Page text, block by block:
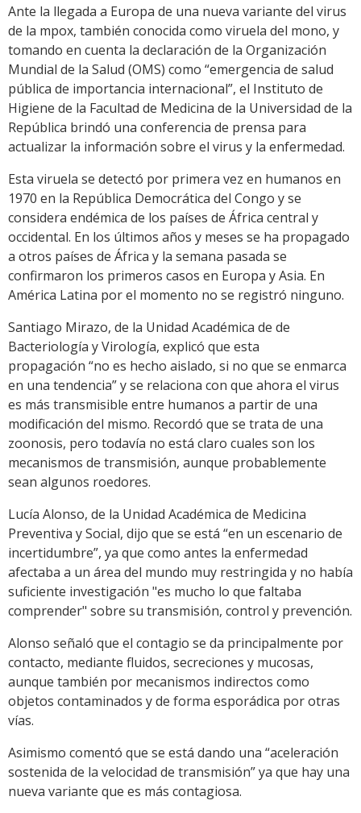
Link
Ante la llegada a Europa de una nueva variante del virus
de la mpox, también conocida como viruela del mono, y
tomando en cuenta la declaración de la Organización
Mundial de la Salud (OMS) como “emergencia de salud
pública de importancia internacional”, el Instituto de
Higiene de la Facultad de Medicina de la Universidad de la
República brindó una conferencia de prensa para
actualizar la información sobre el virus y la enfermedad.
Esta viruela se detectó por primera vez en humanos en
1970 en la República Democrática del Congo y se
considera endémica de los países de África central y
occidental. En los últimos años y meses se ha propagado
a otros países de África y la semana pasada se
confirmaron los primeros casos en Europa y Asia. En
América Latina por el momento no se registró ninguno.
Santiago Mirazo, de la Unidad Académica de de
Bacteriología y Virología, explicó que esta
propagación “no es hecho aislado, si no que se enmarca
en una tendencia” y se relaciona con que ahora el virus
es más transmisible entre humanos a partir de una
modificación del mismo. Recordó que se trata de una
zoonosis, pero todavía no está claro cuales son los
mecanismos de transmisión, aunque probablemente
sean algunos roedores.
Lucía Alonso, de la Unidad Académica de Medicina
Preventiva y Social, dijo que se está “en un escenario de
incertidumbre”, ya que como antes la enfermedad
afectaba a un área del mundo muy restringida y no había
suficiente investigación "es mucho lo que faltaba
comprender" sobre su transmisión, control y prevención.
Alonso señaló que el contagio se da principalmente por
contacto, mediante fluidos, secreciones y mucosas,
aunque también por mecanismos indirectos como
objetos contaminados y de forma esporádica por otras
vías.
Asimismo comentó que se está dando una “aceleración
sostenida de la velocidad de transmisión” ya que hay una
nueva variante que es más contagiosa.